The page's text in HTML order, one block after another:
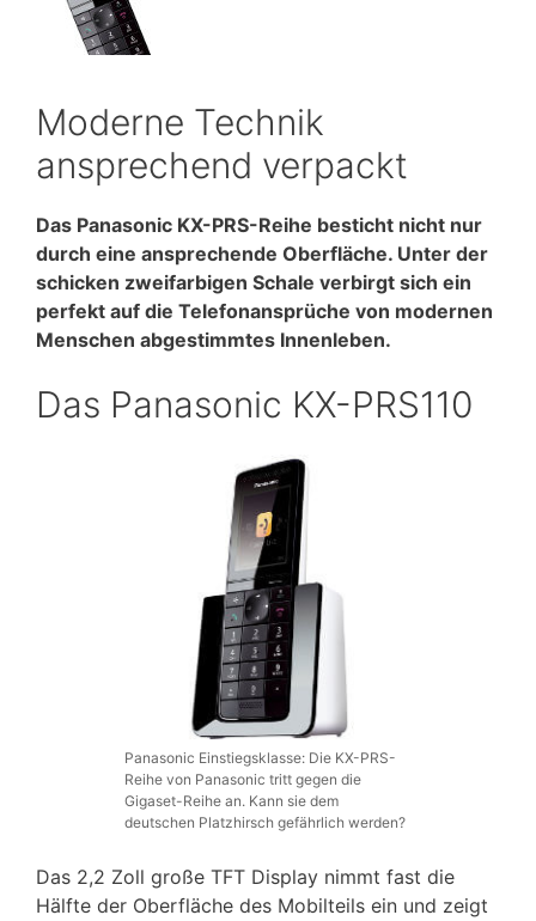
Moderne Technik
ansprechend verpackt
Das Panasonic KX-PRS-Reihe besticht nicht nur
durch eine ansprechende Oberfläche. Unter der
schicken zweifarbigen Schale verbirgt sich ein
perfekt auf die Telefonansprüche von modernen
Menschen abgestimmtes Innenleben.
Das Panasonic KX-PRS110
Panasonic Einstiegsklasse: Die KX-PRS-
Reihe von Panasonic tritt gegen die
Gigaset-Reihe an. Kann sie dem
deutschen Platzhirsch gefährlich werden?
Das 2,2 Zoll große TFT Display nimmt fast die
Hälfte der Oberfläche des Mobilteils ein und zeigt